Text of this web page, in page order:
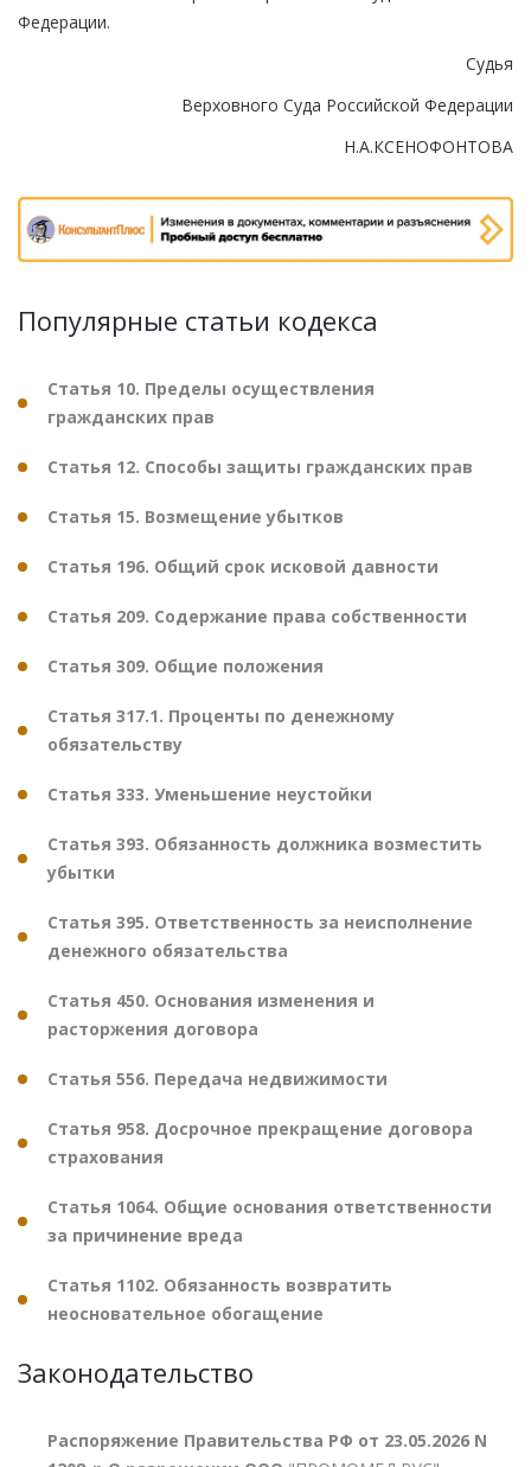
Федерации.
Судья
Верховного Суда Российской Федерации
Н.А.КСЕНОФОНТОВА
Популярные статьи кодекса
Статья 10. Пределы осуществления
гражданских прав
Статья 12. Способы защиты гражданских прав
Статья 15. Возмещение убытков
Статья 196. Общий срок исковой давности
Статья 209. Содержание права собственности
Статья 309. Общие положения
Статья 317.1. Проценты по денежному
обязательству
Статья 333. Уменьшение неустойки
Статья 393. Обязанность должника возместить
убытки
Статья 395. Ответственность за неисполнение
денежного обязательства
Статья 450. Основания изменения и
расторжения договора
Статья 556. Передача недвижимости
Статья 958. Досрочное прекращение договора
страхования
Статья 1064. Общие основания ответственности
за причинение вреда
Статья 1102. Обязанность возвратить
неосновательное обогащение
Законодательство
Распоряжение Правительства РФ от 23.05.2026 N